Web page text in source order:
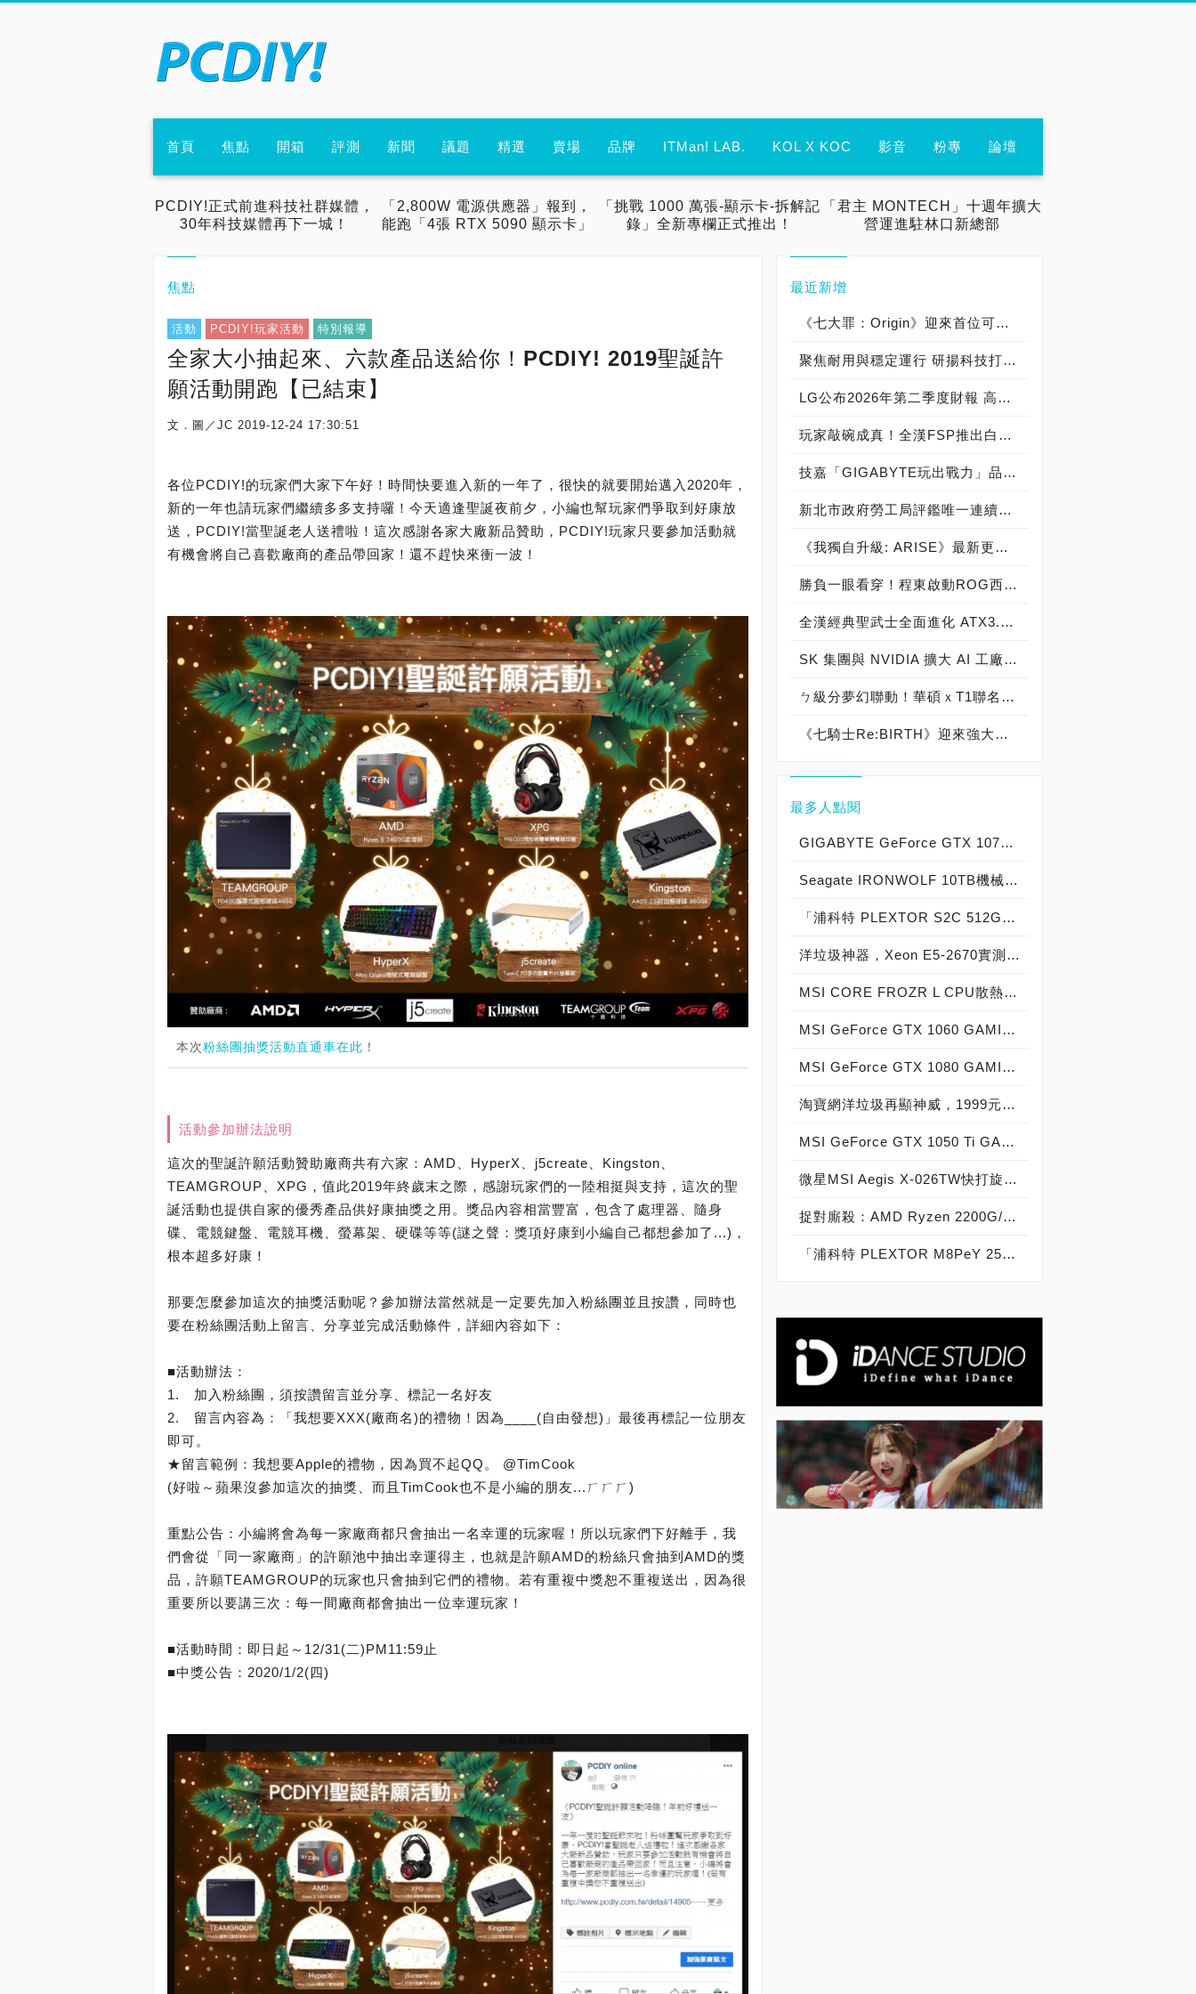
首頁 焦點 開箱 評測 新聞 議題 精選 賣場 品牌 ITMan! LAB. KOL X KOC 影音 粉專 論壇
PCDIY!正式前進科技社群媒體，
30年科技媒體再下一城！
「2,800W 電源供應器」報到，
能跑「4張 RTX 5090 顯示卡」
「挑戰 1000 萬張-顯示卡-拆解記
錄」全新專欄正式推出！
「君主 MONTECH」十週年擴大
營運進駐林口新總部
焦點
活動 PCDIY!玩家活動 特別報導
全家大小抽起來、六款產品送給你！PCDIY! 2019聖誕許
願活動開跑【已結束】
文．圖／JC 2019-12-24 17:30:51
各位PCDIY!的玩家們大家下午好！時間快要進入新的一年了，很快的就要開始邁入2020年，
新的一年也請玩家們繼續多多支持囉！今天適逢聖誕夜前夕，小編也幫玩家們爭取到好康放
送，PCDIY!當聖誕老人送禮啦！這次感謝各家大廠新品贊助，PCDIY!玩家只要參加活動就
有機會將自己喜歡廠商的產品帶回家！還不趕快來衝一波！
本次粉絲團抽獎活動直通車在此 ！
活動參加辦法說明
這次的聖誕許願活動贊助廠商共有六家：AMD、HyperX、j5create、Kingston、
TEAMGROUP、XPG，值此2019年終歲末之際，感謝玩家們的一陸相挺與支持，這次的聖
誕活動也提供自家的優秀產品供好康抽獎之用。獎品內容相當豐富，包含了處理器、隨身
碟、電競鍵盤、電競耳機、螢幕架、硬碟等等(謎之聲：獎項好康到小編自己都想參加了...)，
根本超多好康！
那要怎麼參加這次的抽獎活動呢？參加辦法當然就是一定要先加入粉絲團並且按讚，同時也
要在粉絲團活動上留言、分享並完成活動條件，詳細內容如下：
■活動辦法：
1. 加入粉絲團，須按讚留言並分享、標記一名好友
2. 留言內容為：「我想要XXX(廠商名)的禮物！因為____(自由發想)」最後再標記一位朋友
即可。
★留言範例：我想要Apple的禮物，因為買不起QQ。 @TimCook
(好啦～蘋果沒參加這次的抽獎、而且TimCook也不是小編的朋友...ㄏㄏㄏ)
重點公告：小編將會為每一家廠商都只會抽出一名幸運的玩家喔！所以玩家們下好離手，我
們會從「同一家廠商」的許願池中抽出幸運得主，也就是許願AMD的粉絲只會抽到AMD的獎
品，許願TEAMGROUP的玩家也只會抽到它們的禮物。若有重複中獎恕不重複送出，因為很
重要所以要講三次：每一間廠商都會抽出一位幸運玩家！
■活動時間：即日起～12/31(二)PM11:59止
■中獎公告：2020/1/2(四)
最近新增
《七大罪：Origin》迎來首位可遊玩十誡角色「德里艾利」
聚焦耐用與穩定運行 研揚科技打造新一代 COM Express Type 6 模組
LG公布2026年第二季度財報 高附加價值產品銷售成長與成本競爭力提升，營業獲利年增 147%
玩家敲碗成真！全漢FSP推出白色 VITA PM MIT 1000W 靜音電源純白上市！ MIT 白金電源首度披上純白戰袍，支援 ATX 3.1、PCIe 5.1，10年保固！
技嘉「GIGABYTE玩出戰力」品牌活動8/3讓玩家「找到專屬配備」
新北市政府勞工局評鑑唯一連續三年獲獎企業！ 宏正三度榮膺新北市政府<友善移工企業>殊榮
《我獨自升級: ARISE》最新更新 成振宇覺醒闇影君主繼承者
勝負一眼看穿！程東啟動ROG西風之神 雙螢幕AI致勝全局
全漢經典聖武士全面進化 ATX3.1，價格不變！FSP VIC BD+ 電競入門最強銅牌電源！ ATX 3.1、全新壓紋線材、登錄享 5 年保固，打造新世代入門電競首選
SK 集團與 NVIDIA 擴大 AI 工廠與次世代記憶體策略合作 規模逾 5,000 億美元的 NVIDIA-SK AI 計畫（NVIDIA-SK AI Initiative）， 涵蓋 SK Telecom 最高達 2GW 的 AI 工廠，以及與 SK 海力士的長期 AI 記憶體合作
ㄅ級分夢幻聯動！華碩ｘT1聯名顯示卡全台盛大開賣
《七騎士Re:BIRTH》迎來強大的全新英雄[天劍]宣嵐 同步推出韓國主題劇情
最多人點閱
GIGABYTE GeForce GTX 1070 Xtreme Gaming實測開箱，電競級顯示卡中的頂尖之作！
Seagate IRONWOLF 10TB機械硬碟實測開箱，氦氣填充那嘶狼守護者NAS HDD
「浦科特 PLEXTOR S2C 512GB SSD」實測開箱，超值型固態硬碟中的優質好貨！
洋垃圾神器，Xeon E5-2670實測開箱大作戰！
MSI CORE FROZR L CPU散熱器實測開箱，微星電競產品再添新兵
MSI GeForce GTX 1060 GAMING X 6G實測開箱，玩家級電競顯示卡中的神兵利器！
MSI GeForce GTX 1080 GAMING X 8G實測開箱，史上最強大Pascal自製顯示卡全面來襲！
淘寶網洋垃圾再顯神威，1999元買到8核心16執行緒Xeon E5-2670神器級處理器！
MSI GeForce GTX 1050 Ti GAMING X 4G實測開箱，中階電競顯示卡中的玩家精品！
微星MSI Aegis X-026TW快打旋風V同梱版實測開箱，VR電競桌機的頂尖之作！
捉對廝殺：AMD Ryzen 2200G/2400G VS Intel Core i3-8100/i5-8400
「浦科特 PLEXTOR M8PeY 256GB、512GB、1TB」實測開箱，玩家級NVMe型PCIe 3.0 x4 SSD效能實測大作戰！